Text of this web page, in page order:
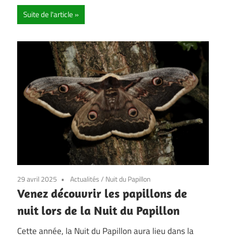
Suite de l'article
29 avril 2025 Actualités/ Nuit du Papillon
Venez découvrir les papillons de
nuit lors de la Nuit du Papillon
Cette année, la Nuit du Papillon aura lieu dans la